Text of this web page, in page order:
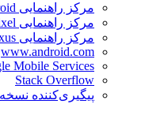
مرکز راهنمایی Android
مرکز راهنمایی Pixel
مرکز راهنمایی Nexus
www.android.com
Google Mobile Services
Stack Overflow
پیگیری‌کننده نسخه